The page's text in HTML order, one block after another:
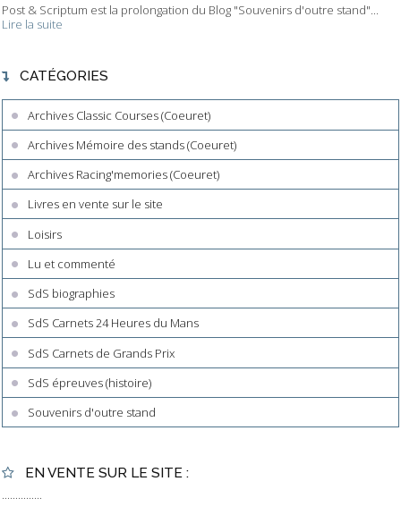
Post & Scriptum est la prolongation du Blog "Souvenirs d'outre stand"...
Lire la suite
CATÉGORIES
Archives Classic Courses (Coeuret)
Archives Mémoire des stands (Coeuret)
Archives Racing'memories (Coeuret)
Livres en vente sur le site
Loisirs
Lu et commenté
SdS biographies
SdS Carnets 24 Heures du Mans
SdS Carnets de Grands Prix
SdS épreuves (histoire)
Souvenirs d'outre stand
EN VENTE SUR LE SITE :
...............